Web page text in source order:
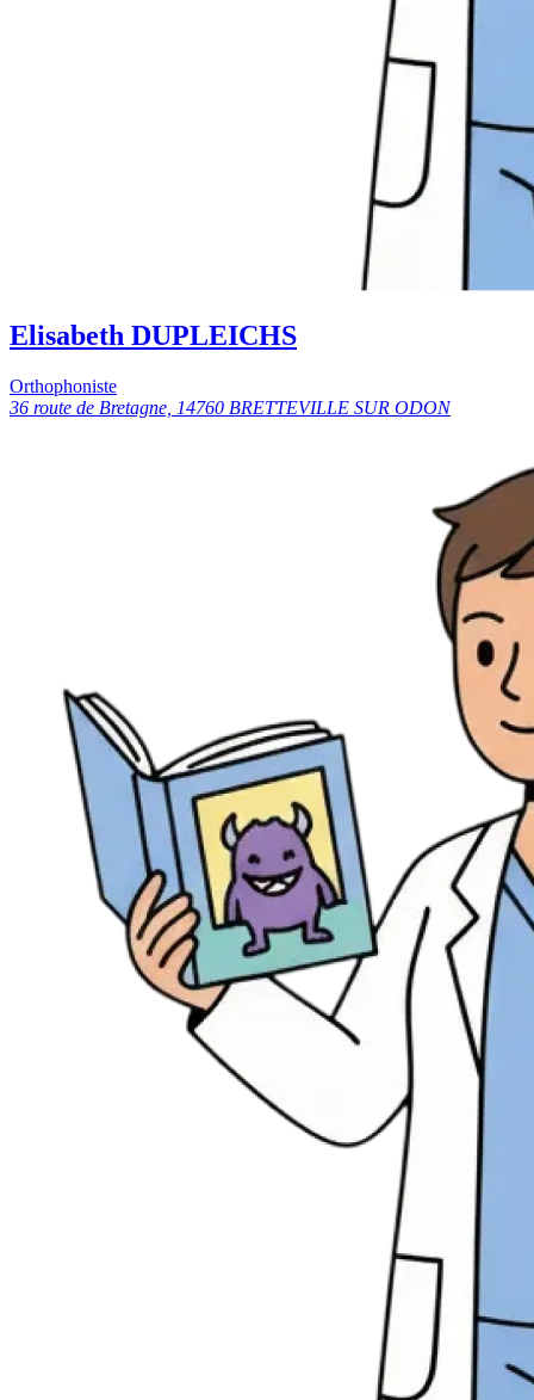
Elisabeth DUPLEICHS
Orthophoniste
36 route de Bretagne, 14760 BRETTEVILLE SUR ODON